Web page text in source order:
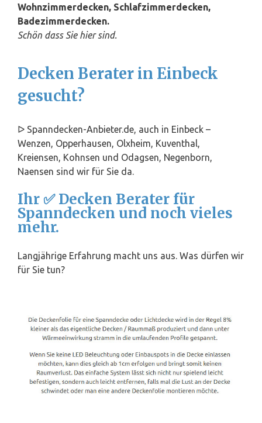
Wohnzimmerdecken, Schlafzimmerdecken,
Badezimmerdecken.
Schön dass Sie hier sind.
Decken Berater in Einbeck
gesucht?
ᐅ Spanndecken-Anbieter.de, auch in Einbeck –
Wenzen, Opperhausen, Olxheim, Kuventhal,
Kreiensen, Kohnsen und Odagsen, Negenborn,
Naensen sind wir für Sie da.
Ihr ✅ Decken Berater für
Spanndecken und noch vieles
mehr.
Langjährige Erfahrung macht uns aus. Was dürfen wir
für Sie tun?